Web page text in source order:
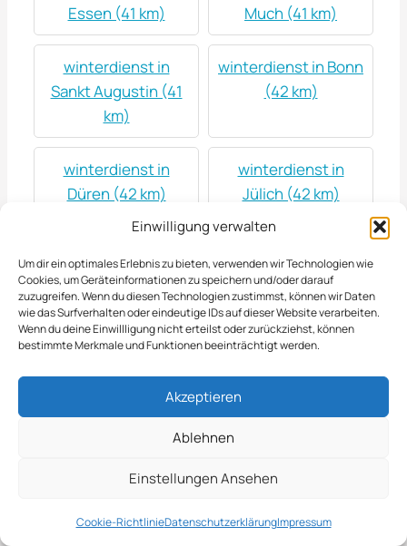
Einwilligung verwalten
Um dir ein optimales Erlebnis zu bieten, verwenden wir Technologien wie
Cookies, um Geräteinformationen zu speichern und/oder darauf
zuzugreifen. Wenn du diesen Technologien zustimmst, können wir Daten
wie das Surfverhalten oder eindeutige IDs auf dieser Website verarbeiten.
Wenn du deine Einwillligung nicht erteilst oder zurückziehst, können
bestimmte Merkmale und Funktionen beeinträchtigt werden.
Akzeptieren
Ablehnen
Einstellungen Ansehen
Cookie-RichtlinieDatenschutzerklärungImpressum
Essen (41 km)
Much (41 km)
winterdienst in
Sankt Augustin (41
km)
winterdienst in Bonn
(42 km)
winterdienst in
Düren (42 km)
winterdienst in
Jülich (42 km)
Meiderich (43 km)
Wegberg (43 km)
winterdienst in
Halver (44 km)
winterdienst in
Moers (44 km)
winterdienst in
winterdienst in
winterdienst in
winterdienst in